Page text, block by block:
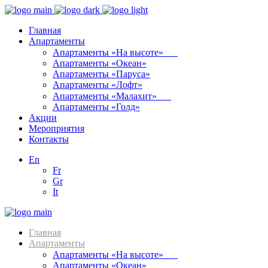
Главная
Апартаменты
Апартаменты «На высоте»⠀⠀
Апартаменты «Океан»
Апартаменты «Паруса»
Апартаменты «Лофт»
Апартаменты «Малахит»⠀⠀
Апартаменты «Голд»
Акции
Мероприятия
Контакты
En
Fr
Gr
It
Главная
Апартаменты
Апартаменты «На высоте»⠀⠀
Апартаменты «Океан»